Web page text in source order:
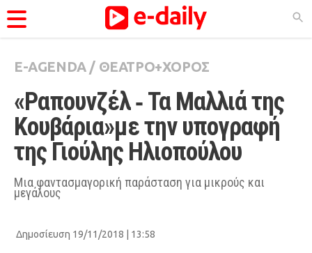
ΚΑΤΗΓΟΡΊΕΣ
Ειδήσεις
Θέματα
Videos
Podcasts
Viral
Life
E-AGENDA/ ΘΕΑΤΡΟ+ΧΟΡΟΣ
«Ραπουνζέλ ‑ Τα Μαλλιά της
Κουβάρια»με την υπογραφή
της Γιούλης Ηλιοπούλου
Μια φαντασμαγορική παράσταση για μικρούς και
μεγάλους
Δημοσίευση 19/11/2018 | 13:58